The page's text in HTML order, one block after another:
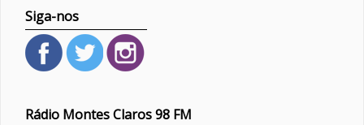
Siga-nos
Rádio Montes Claros 98 FM